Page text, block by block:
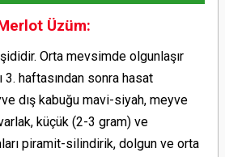
Üzüm:
Orta mevsimde olgunlaşır
3. haftasından sonra hasat
dış kabuğu mavi-siyah, meyve
küçük (2-3 gram) ve
piramit-silindirik, dolgun ve orta